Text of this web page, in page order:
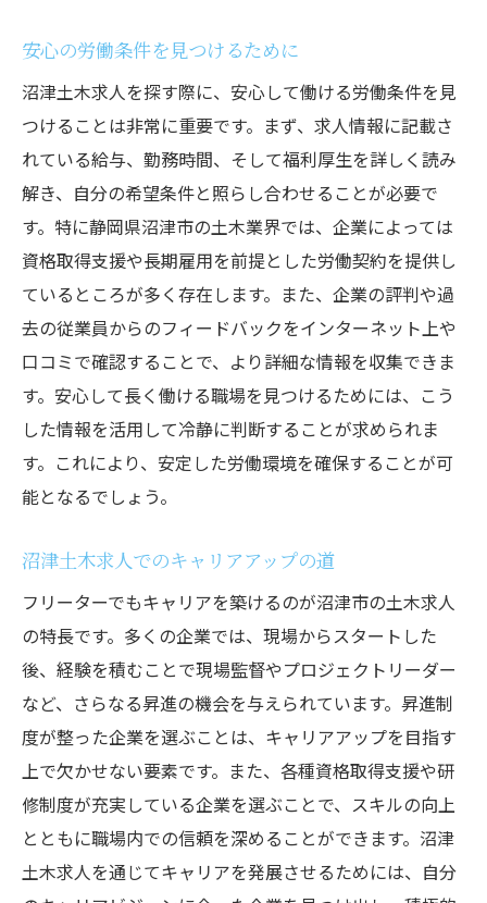
職場での人間関係を良好に保つ方法
仕事を通じて地域社会に貢献する
理想の働き方を沼津市で見つける土木求人の最
新情報
最新求人情報をどこで見つけるか
理想の働き方を見つけるための条件
沼津市の土木求人のトレンド
求人情報を最大限に活用する方法
自分に合った求人の見つけ方
沼津市での求人探しのコツ
安心の労働条件を見つけるために
沼津土木求人を探す際に、安心して働ける労働条件を見
つけることは非常に重要です。まず、求人情報に記載さ
れている給与、勤務時間、そして福利厚生を詳しく読み
解き、自分の希望条件と照らし合わせることが必要で
す。特に静岡県沼津市の土木業界では、企業によっては
資格取得支援や長期雇用を前提とした労働契約を提供し
ているところが多く存在します。また、企業の評判や過
去の従業員からのフィードバックをインターネット上や
口コミで確認することで、より詳細な情報を収集できま
す。安心して長く働ける職場を見つけるためには、こう
した情報を活用して冷静に判断することが求められま
す。これにより、安定した労働環境を確保することが可
能となるでしょう。
沼津土木求人でのキャリアアップの道
フリーターでもキャリアを築けるのが沼津市の土木求人
の特長です。多くの企業では、現場からスタートした
後、経験を積むことで現場監督やプロジェクトリーダー
など、さらなる昇進の機会を与えられています。昇進制
度が整った企業を選ぶことは、キャリアアップを目指す
上で欠かせない要素です。また、各種資格取得支援や研
修制度が充実している企業を選ぶことで、スキルの向上
とともに職場内での信頼を深めることができます。沼津
土木求人を通じてキャリアを発展させるためには、自分